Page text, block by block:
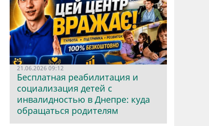
21.06.2026 09:12
Бесплатная реабилитация и
социализация детей с
инвалидностью в Днепре: куда
обращаться родителям